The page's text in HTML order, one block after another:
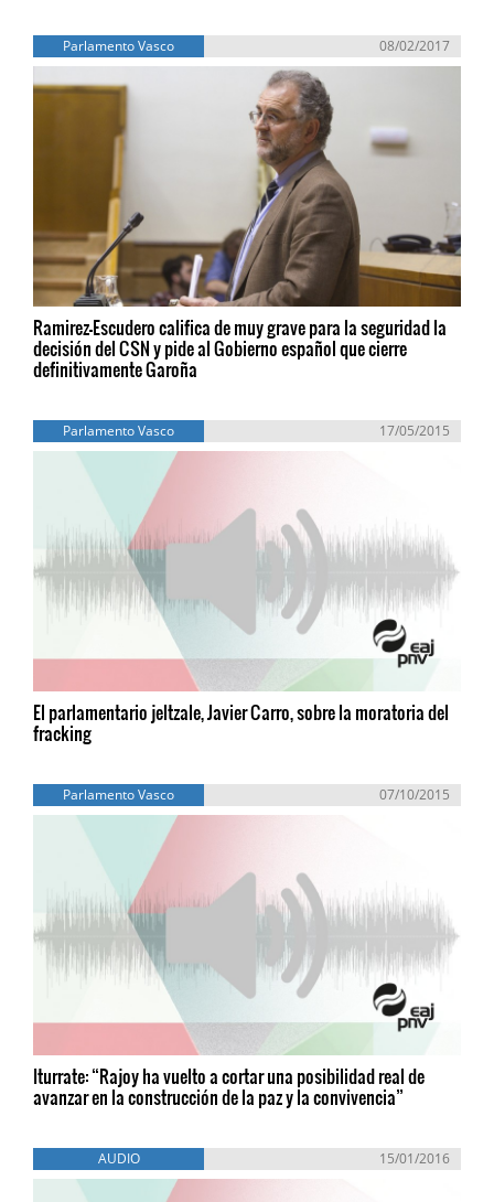
Parlamento Vasco 08/02/2017
Ramirez-Escudero califica de muy grave para la seguridad la
decisión del CSN y pide al Gobierno español que cierre
definitivamente Garoña
Parlamento Vasco 17/05/2015
El parlamentario jeltzale, Javier Carro, sobre la moratoria del
fracking
Parlamento Vasco 07/10/2015
Iturrate: “Rajoy ha vuelto a cortar una posibilidad real de
avanzar en la construcción de la paz y la convivencia”
AUDIO 15/01/2016